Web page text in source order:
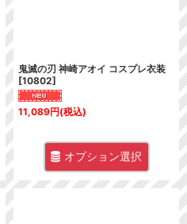
鬼滅の刃 神崎アオイ コスプレ衣装
[10802]
11,089円(税込)
オプション選択